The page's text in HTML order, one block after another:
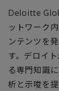
Deloitte
ットワーク
ンテンツを
す。デロイ
る専門知識
析と示唆を